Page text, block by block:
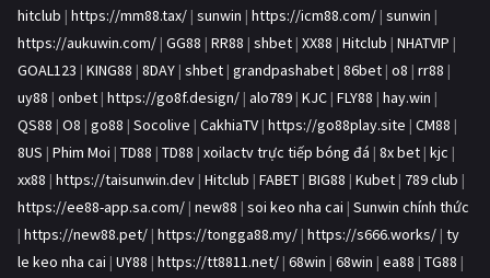
hitclub | https://mm88.tax/ | sunwin | https://icm88.com/ | sunwin |
https://aukuwin.com/ | GG88 | RR88 | shbet | XX88 | Hitclub | NHATVIP |
GOAL123 | KING88 | 8DAY | shbet | grandpashabet | 86bet | o8 | rr88 |
uy88 | onbet | https://go8f.design/ | alo789 | KJC | FLY88 | hay.win |
QS88 | O8 | go88 | Socolive | CakhiaTV | https://go88play.site | CM88 |
8US | Phim Moi | TD88 | TD88 | xoilactv trực tiếp bóng đá | 8x bet | kjc |
xx88 | https://taisunwin.dev | Hitclub | FABET | BIG88 | Kubet | 789 club |
https://ee88-app.sa.com/ | new88 | soi keo nha cai | Sunwin chính thức
| https://new88.pet/ | https://tongga88.my/ | https://s666.works/ | ty
le keo nha cai | UY88 | https://tt8811.net/ | 68win | 68win | ea88 | TG88 |